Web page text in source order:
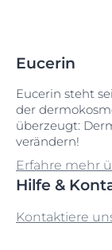
Eucerin
Eucerin steht
der
überzeugt:
verändern!
Erfahre mehr
Hilfe &
Kontaktiere